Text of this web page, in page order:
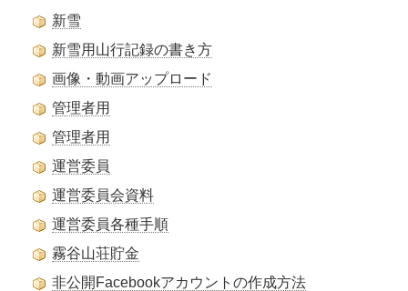
新雪
新雪用山行記録の書き方
画像・動画アップロード
管理者用
管理者用
運営委員
運営委員会資料
運営委員各種手順
霧谷山荘貯金
非公開Facebookアカウントの作成方法